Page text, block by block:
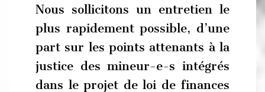
Nous sollicitons un entretien le
plus rapidement possible, d’une
part sur les points attenants à la
justice des mineur-e-s intégrés
dans le projet de loi de finances